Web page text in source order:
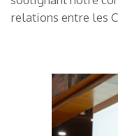
relations entre les